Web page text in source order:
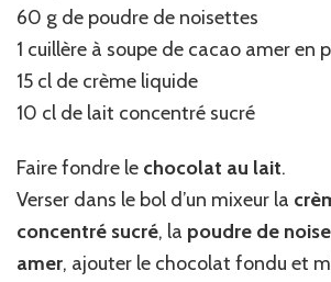
60 g de poudre de noisettes
1 cuillère à soupe de cacao amer en
15 cl de crème liquide
10 cl de lait concentré sucré
Faire fondre le chocolat au lait.
Verser dans le bol d’un mixeur la
concentré sucré, la poudre de
amer, ajouter le chocolat fondu et